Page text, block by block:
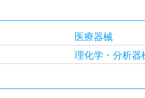
医療器械
理化学・分析器